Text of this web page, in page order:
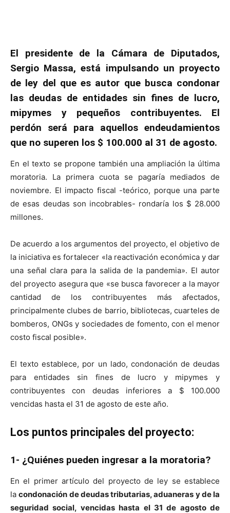
El presidente de la Cámara de Diputados,
Sergio Massa, está impulsando un proyecto
de ley del que es autor que busca condonar
las deudas de entidades sin fines de lucro,
mipymes y pequeños contribuyentes. El
perdón será para aquellos endeudamientos
que no superen los $ 100.000 al 31 de agosto.
En el texto se propone también una ampliación la última
moratoria. La primera cuota se pagaría mediados de
noviembre. El impacto fiscal -teórico, porque una parte
de esas deudas son incobrables- rondaría los $ 28.000
millones.
De acuerdo a los argumentos del proyecto, el objetivo de
la iniciativa es fortalecer «la reactivación económica y dar
una señal clara para la salida de la pandemia». El autor
del proyecto asegura que «se busca favorecer a la mayor
cantidad de los contribuyentes más afectados,
principalmente clubes de barrio, bibliotecas, cuarteles de
bomberos, ONGs y sociedades de fomento, con el menor
costo fiscal posible».
El texto establece, por un lado, condonación de deudas
para entidades sin fines de lucro y mipymes y
contribuyentes con deudas inferiores a $ 100.000
vencidas hasta el 31 de agosto de este año.
Los puntos principales del proyecto:
1- ¿Quiénes pueden ingresar a la moratoria?
En el primer artículo del proyecto de ley se establece
lacondonación de deudas tributarias, aduaneras y de la
seguridad social, vencidas hasta el 31 de agosto de